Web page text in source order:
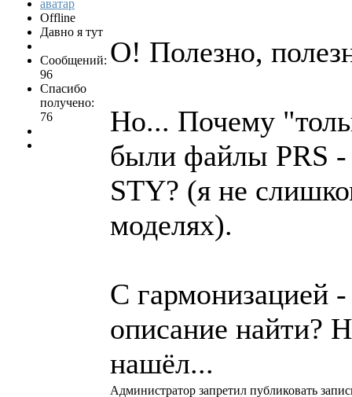
Offline
Давно я тут
Сообщений:
96
Спасибо
получено:
76
О! Полезно,
Но... Почему
были файлы PRS -
STY? (я не
моделях).
С гармонизацией
описание найти?
нашёл...
Администратор запретил публиковать